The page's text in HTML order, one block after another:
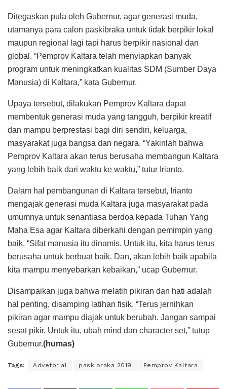
Ditegaskan pula oleh Gubernur, agar generasi muda,
utamanya para calon paskibraka untuk tidak berpikir lokal
maupun regional lagi tapi harus berpikir nasional dan
global. “Pemprov Kaltara telah menyiapkan banyak
program untuk meningkatkan kualitas SDM (Sumber Daya
Manusia) di Kaltara,” kata Gubernur.
Upaya tersebut, dilakukan Pemprov Kaltara dapat
membentuk generasi muda yang tangguh, berpikir kreatif
dan mampu berprestasi bagi diri sendiri, keluarga,
masyarakat juga bangsa dan negara. “Yakinlah bahwa
Pemprov Kaltara akan terus berusaha membangun Kaltara
yang lebih baik dari waktu ke waktu,” tutur Irianto.
Dalam hal pembangunan di Kaltara tersebut, Irianto
mengajak generasi muda Kaltara juga masyarakat pada
umumnya untuk senantiasa berdoa kepada Tuhan Yang
Maha Esa agar Kaltara diberkahi dengan pemimpin yang
baik. “Sifat manusia itu dinamis. Untuk itu, kita harus terus
berusaha untuk berbuat baik. Dan, akan lebih baik apabila
kita mampu menyebarkan kebaikan,” ucap Gubernur.
Disampaikan juga bahwa melatih pikiran dan hati adalah
hal penting, disamping latihan fisik. “Terus jernihkan
pikiran agar mampu diajak untuk berubah. Jangan sampai
sesat pikir. Untuk itu, ubah mind dan character set,” tutup
Gubernur.(humas)
Tags: Advetorial paskibraka 2019 Pemprov Kaltara